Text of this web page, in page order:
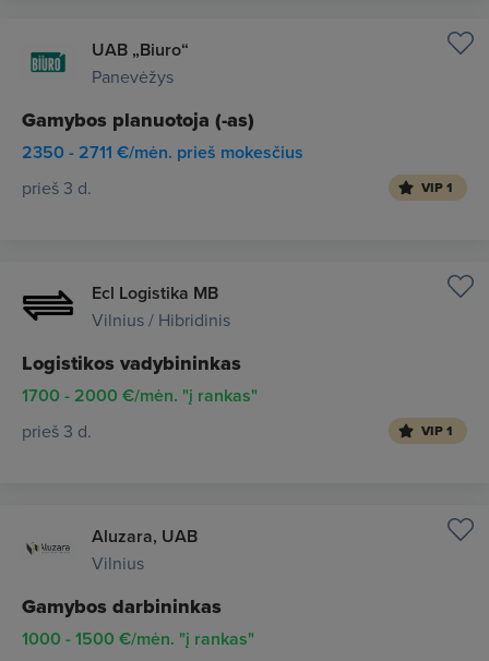
UAB „Biuro“
Panevėžys
Gamybos planuotoja (-as)
2350 - 2711 €/mėn. prieš mokesčius
prieš 3 d. VIP 1
Ecl Logistika MB
Vilnius / Hibridinis
Logistikos vadybininkas
1700 - 2000 €/mėn. "į rankas"
prieš 3 d. VIP 1
Aluzara, UAB
Vilnius
Gamybos darbininkas
1000 - 1500 €/mėn. "į rankas"